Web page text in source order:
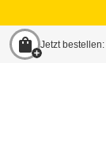
shopping_bag Jetzt bestellen: